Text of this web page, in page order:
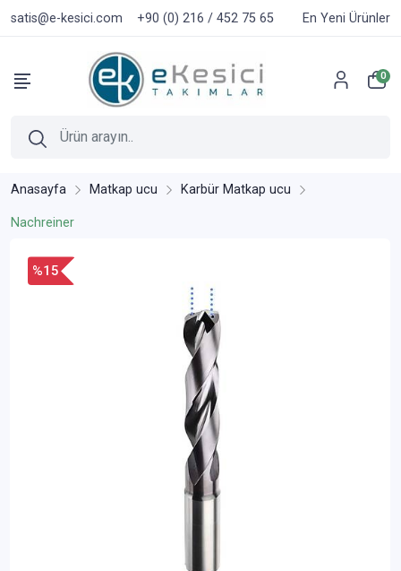
satis@e-kesici.com +90 (0) 216 / 452 75 65 En Yeni Ürünler
0
Anasayfa Matkap ucu Karbür Matkap ucu
Nachreiner
%15